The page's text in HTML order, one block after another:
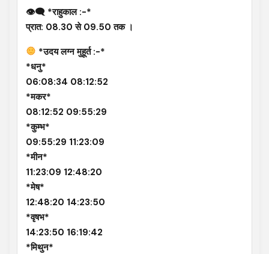
👁‍🗨 *राहुकाल :-*
प्रात: 08.30 से 09.50 तक ।
*उदय लग्न मुहूर्त :-*
*धनु*
06:08:34 08:12:52
*मकर*
08:12:52 09:55:29
*कुम्भ*
09:55:29 11:23:09
*मीन*
11:23:09 12:48:20
*मेष*
12:48:20 14:23:50
*वृषभ*
14:23:50 16:19:42
*मिथुन*